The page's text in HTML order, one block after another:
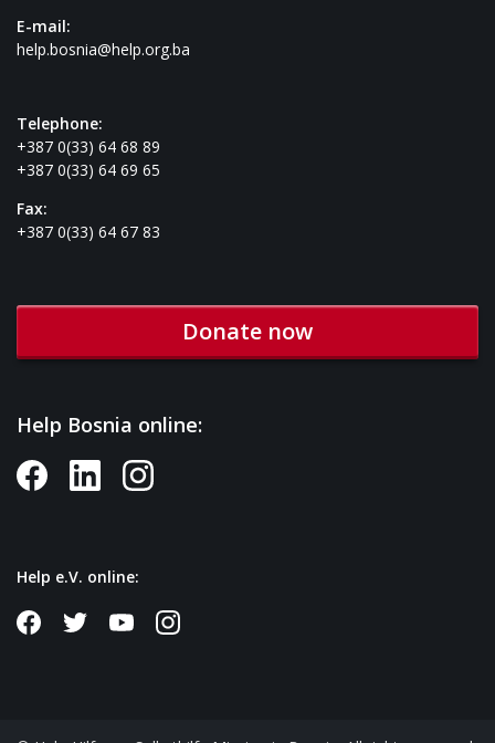
E-mail:
help.bosnia@help.org.ba
Telephone:
+387 0(33) 64 68 89
+387 0(33) 64 69 65
Fax:
+387 0(33) 64 67 83
Donate now
Help Bosnia online:
Help e.V. online: